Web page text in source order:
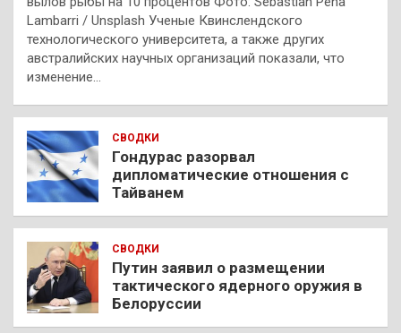
Lambarri / Unsplash Ученые Квинслендского
технологического университета, а также других
австралийских научных организаций показали, что
изменение…
СВОДКИ
Гондурас разорвал
дипломатические отношения с
Тайванем
СВОДКИ
Путин заявил о размещении
тактического ядерного оружия в
Белоруссии